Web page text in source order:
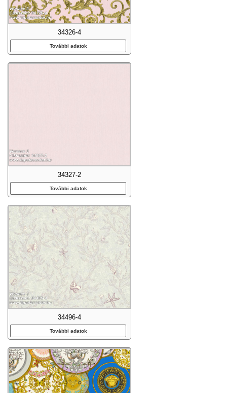
34326-4
További adatok
34327-2
További adatok
34496-4
További adatok